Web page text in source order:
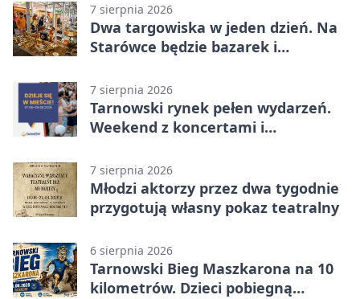
7 sierpnia 2026
Dwa targowiska w jeden dzień. Na
Starówce będzie bazarek i
7 sierpnia 2026
Tarnowski rynek pełen wydarzeń.
Weekend z koncertami i
7 sierpnia 2026
Młodzi aktorzy przez dwa tygodnie
przygotują własny pokaz teatralny
6 sierpnia 2026
Tarnowski Bieg Maszkarona na 10
kilometrów. Dzieci pobiegną